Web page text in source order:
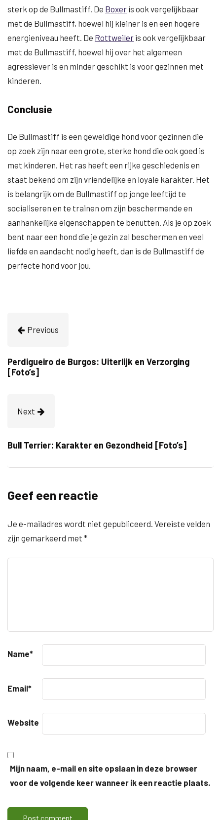
sterk op de Bullmastiff. De Boxer is ook vergelijkbaar
met de Bullmastiff, hoewel hij kleiner is en een hogere
energieniveau heeft. De Rottweiler is ook vergelijkbaar
met de Bullmastiff, hoewel hij over het algemeen
agressiever is en minder geschikt is voor gezinnen met
kinderen.
Conclusie
De Bullmastiff is een geweldige hond voor gezinnen die
op zoek zijn naar een grote, sterke hond die ook goed is
met kinderen. Het ras heeft een rijke geschiedenis en
staat bekend om zijn vriendelijke en loyale karakter. Het
is belangrijk om de Bullmastiff op jonge leeftijd te
socialiseren en te trainen om zijn beschermende en
aanhankelijke eigenschappen te benutten. Als je op zoek
bent naar een hond die je gezin zal beschermen en veel
liefde en aandacht nodig heeft, dan is de Bullmastiff de
perfecte hond voor jou.
Previous
Perdigueiro de Burgos: Uiterlijk en Verzorging
[Foto’s]
Next
Bull Terrier: Karakter en Gezondheid [Foto’s]
Geef een reactie
Je e-mailadres wordt niet gepubliceerd. Vereiste velden
zijn gemarkeerd met *
Name*
Email*
Website
Mijn naam, e-mail en site opslaan in deze browser
voor de volgende keer wanneer ik een reactie plaats.